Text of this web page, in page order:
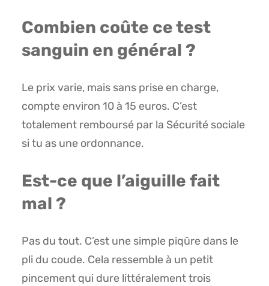
Combien coûte ce test
sanguin en général ?
Le prix varie, mais sans prise en charge,
compte environ 10 à 15 euros. C’est
totalement remboursé par la Sécurité sociale
si tu as une ordonnance.
Est-ce que l’aiguille fait
mal ?
Pas du tout. C’est une simple piqûre dans le
pli du coude. Cela ressemble à un petit
pincement qui dure littéralement trois